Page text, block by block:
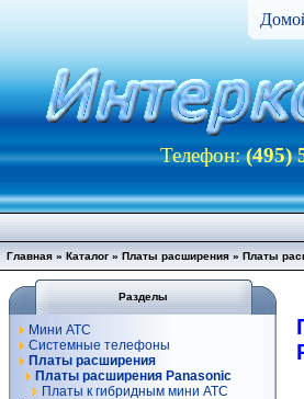
Телефон:(495)
Главная » Каталог » Платы расширения » Платы
Разделы
Мини АТС
Системные телефоны
Платы расширения
Платы расширения Panasonic
Платы к гибридным мини АТС